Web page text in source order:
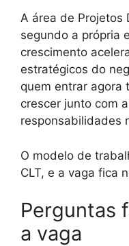
A área de Projetos
segundo a própria
crescimento
estratégicos do
quem entrar agora
crescer junto com
responsabilidades
O modelo de
CLT, e a vaga fica
Perguntas
a vaga